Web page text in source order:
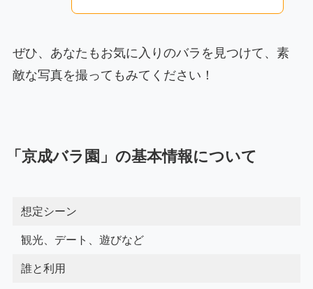
ぜひ、あなたもお気に入りのバラを見つけて、素
敵な写真を撮ってもみてください！
「京成バラ園」の基本情報について
想定シーン
観光、デート、遊びなど
誰と利用